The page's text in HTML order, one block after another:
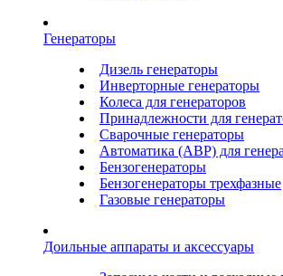
Генераторы
Дизель генераторы
Инверторные генераторы
Колеса для генераторов
Принадлежности для
Сварочные генераторы
Автоматика (АВР) для
Бензогенераторы
Бензогенераторы трехфазные
Газовые генераторы
Доильные аппараты и аксессуары